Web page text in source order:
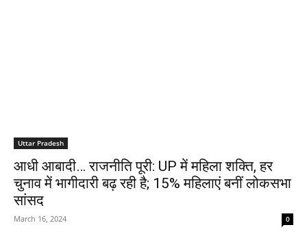
Uttar Pradesh
आधी आबादी… राजनीति पूरी: UP में महिला शक्ति, हर
चुनाव में भागीदारी बढ़ रही है; 15% महिलाएं बनीं लोकसभा
सांसद
March 16, 2024 0